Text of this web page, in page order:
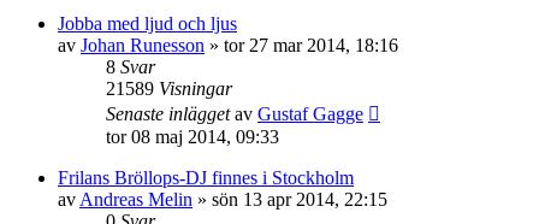
Jobba med ljud och ljus
av Johan Runesson » tor 27 mar 2014, 18:16
8 Svar
21589 Visningar
Senaste inläggetav Gustaf Gagge
tor 08 maj 2014, 09:33
Frilans Bröllops-DJ finnes i Stockholm
av Andreas Melin » sön 13 apr 2014, 22:15